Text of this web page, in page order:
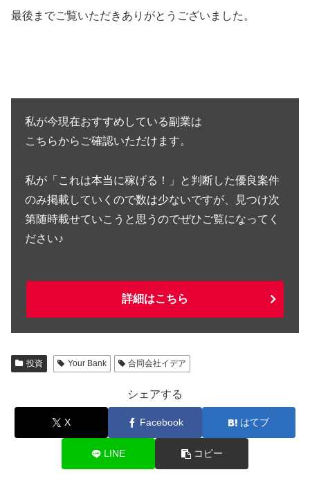
最後までご覧いただきありがとうございました。
私が今現在おすすめしている副業は
こちらからご確認いただけます。
私が「これは本当に稼げる！」と判断した優良案件
のみ掲載していくので数は少ないですが、見つけ次
第随時載せていこうと思うのでぜひご覧になってく
ださい♪
詳細はこちら
投資 Your Bank 合同会社イデア
シェアする
X Facebook はてブ
LINE コピー